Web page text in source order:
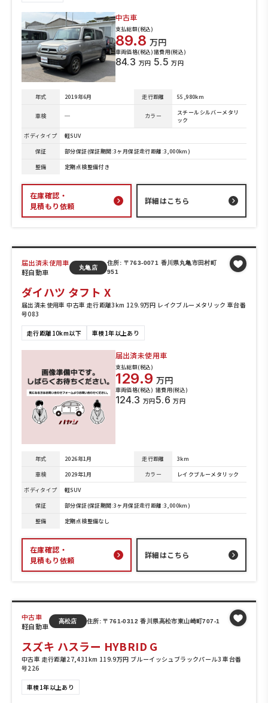
中古車
支払総額(税込)
89.8 万円
車両価格(税込)
84.3 万円
諸費用(税込)
5.5 万円
年式 2019年6月 走行距離 55,980km
車検 ─ カラー
スチールシルバーメタリ
ック
ボディタイプ
軽SUV
保証
部分保証(保証期間:3ヶ月保証走行距離:3,000km)
整備
定期点検整備付き
在庫確認・
見積もり依頼
詳細はこちら
届出済未使用車
軽自動車
丸亀店
住所: 〒763-0071 香川県丸亀市田村町
951
ダイハツ タフト X
届出済未使用車 中古車 走行距離3km 129.9万円 レイクブルーメタリック 車台番
号083
走行距離10km以下 車検1年以上あり
届出済未使用車
支払総額(税込)
129.9 万円
車両価格(税込)
124.3 万円
諸費用(税込)
5.6 万円
年式 2026年1月 走行距離
3km
車検
2029年1月 カラー
レイクブルーメタリック
ボディタイプ
軽SUV
保証
部分保証(保証期間:3ヶ月保証走行距離:3,000km)
整備
定期点検整備なし
在庫確認・
見積もり依頼
詳細はこちら
中古車
軽自動車
高松店 住所: 〒761-0312 香川県高松市東山崎町707-1
スズキ ハスラー HYBRID G
中古車 走行距離27,431km 119.9万円 ブルーイッシュブラックパール3 車台番
号226
車検1年以上あり